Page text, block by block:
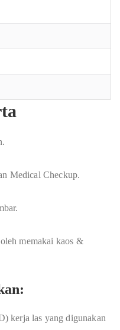
Medical Checkup.
memakai kaos &
kerja las yang digunakan